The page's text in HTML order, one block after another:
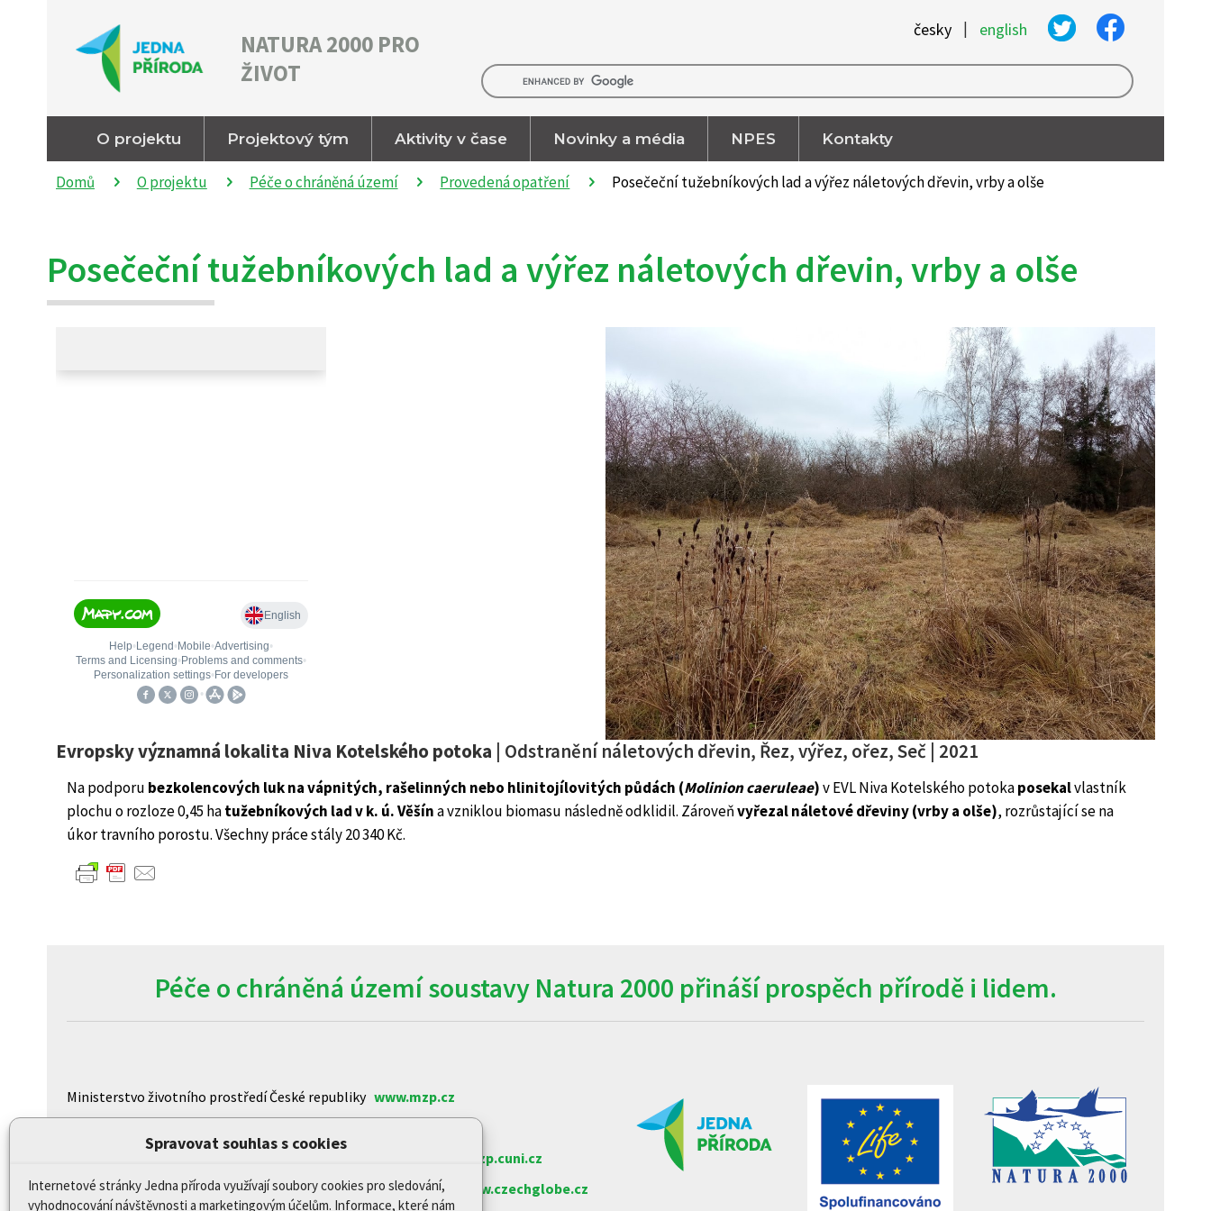
Spravovat souhlas s cookies
Internetové stránky Jedna příroda využívají soubory cookies pro sledování,
vyhodnocování návštěvnosti a marketingovým účelům. Informace, které nám
NATURA 2000 PRO
ŽIVOT
česky | english
O projektu Projektový tým Aktivity v čase Novinky a média NPES Kontakty
Domů O projektu Péče o chráněná území Provedená opatření Posečeční tužebníkových lad a výřez náletových dřevin, vrby a olše
Posečeční tužebníkových lad a výřez náletových dřevin, vrby a olše
Evropsky významná lokalita Niva Kotelského potoka | Odstranění náletových dřevin, Řez, výřez, ořez, Seč | 2021
Na podporu bezkolencových luk na vápnitých, rašelinných nebo hlinitojílovitých půdách (Molinion caeruleae)v EVL Niva Kotelského potokaposekalvlastník
plochu o rozloze 0,45 hatužebníkových lad v k. ú. Věšína vzniklou biomasu následně odklidil. Zároveňvyřezal náletové dřeviny (vrby a olše), rozrůstající se na
úkor travního porostu. Všechny práce stály 20 340 Kč.
Péče o chráněná území soustavy Natura 2000 přináší prospěch přírodě i lidem.
Ministerstvo životního prostředí České republiky www.mzp.cz
www.nature.cz
Centrum pro otázky životního prostředí Univerzity Karlovy
www.czp.cuni.cz
CzechGlobe – Ústav výzkumu globální změny Akademie věd ČR
www.czechglobe.cz